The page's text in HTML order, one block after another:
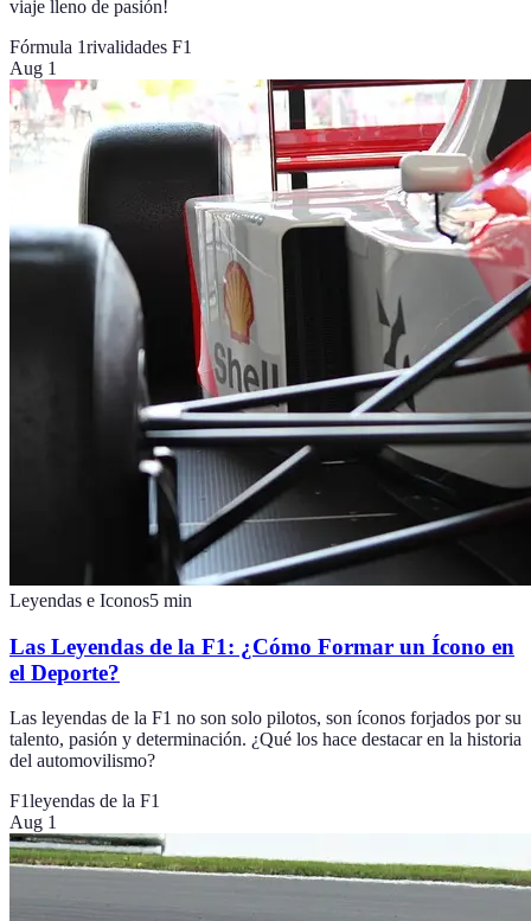
viaje lleno de pasión!
Fórmula 1rivalidades F1
Aug 1
Leyendas e Iconos5 min
Las Leyendas de la F1: ¿Cómo Formar un Ícono en
el Deporte?
Las leyendas de la F1 no son solo pilotos, son íconos forjados por su
talento, pasión y determinación. ¿Qué los hace destacar en la historia
del automovilismo?
F1leyendas de la F1
Aug 1